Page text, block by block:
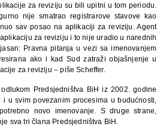
za reviziju su bili upitni u tom periodu.
nije smatrao registrarove stavove kao
sav posao na aplikaciji za reviziju. Agent
za reviziju i to nije uradio u narednih
Pravna pitanja u vezi sa imenovanjem
ako i kad Sud zatraži objašnjenje u
za reviziju – piše Scheffer.
Predsjedništva BiH iz 2002. godine
u svim povezanim procesima u budućnosti,
novo imenovanje. S druge strane,
sva tri člana Predsjedništva BiH.